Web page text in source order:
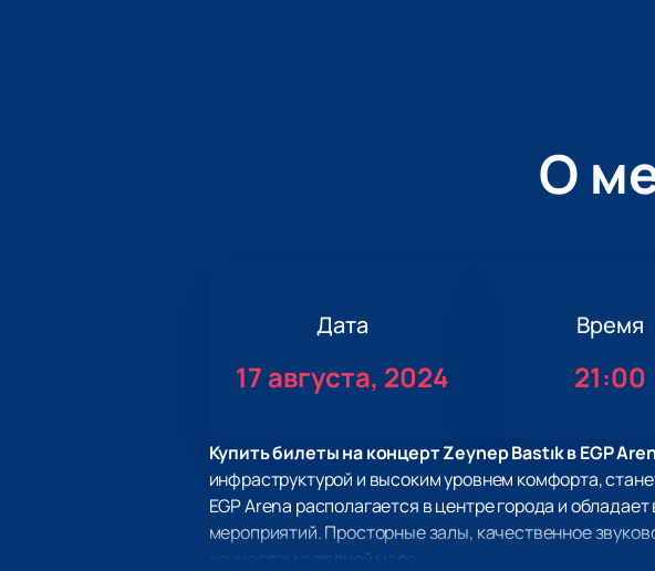
О
Дата
17 августа, 2024
Время
21:00
Купить билеты на концерт Zeynep Bastık в EGP
инфраструктурой и высоким уровнем комфорта,
EGP Arena располагается в центре города и
мероприятий. Просторные залы, качественное
концертом в полной мере.